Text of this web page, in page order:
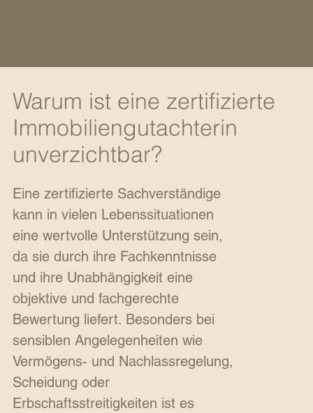
Warum ist eine zertifizierte
Immobiliengutachterin
unverzichtbar?
Eine zertifizierte Sachverständige
kann in vielen Lebenssituationen
eine wertvolle Unterstützung sein,
da sie durch ihre Fachkenntnisse
und ihre Unabhängigkeit eine
objektive und fachgerechte
Bewertung liefert. Besonders bei
sensiblen Angelegenheiten wie
Vermögens- und Nachlassregelung,
Scheidung oder
Erbschaftsstreitigkeiten ist es